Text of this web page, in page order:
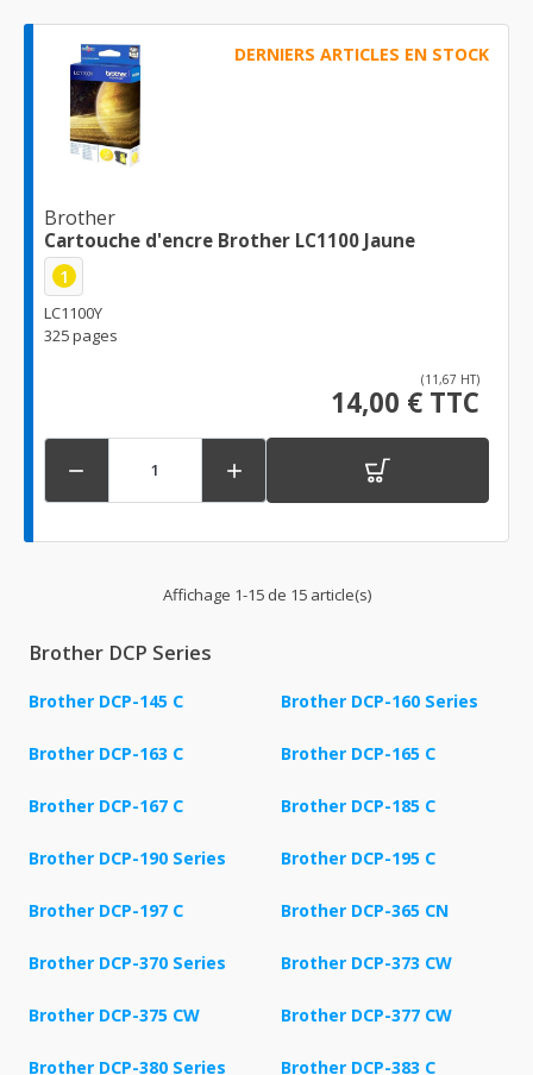
DERNIERS ARTICLES EN STOCK
Brother
Cartouche d'encre Brother LC1100 Jaune
1
LC1100Y
325 pages
(11,67 HT)
14,00 € TTC
 
Affichage 1-15 de 15 article(s)
Brother DCP Series
Brother DCP-145 C Brother DCP-160 Series
Brother DCP-163 C Brother DCP-165 C
Brother DCP-167 C Brother DCP-185 C
Brother DCP-190 Series Brother DCP-195 C
Brother DCP-197 C Brother DCP-365 CN
Brother DCP-370 Series Brother DCP-373 CW
Brother DCP-375 CW Brother DCP-377 CW
Brother DCP-380 Series Brother DCP-383 C